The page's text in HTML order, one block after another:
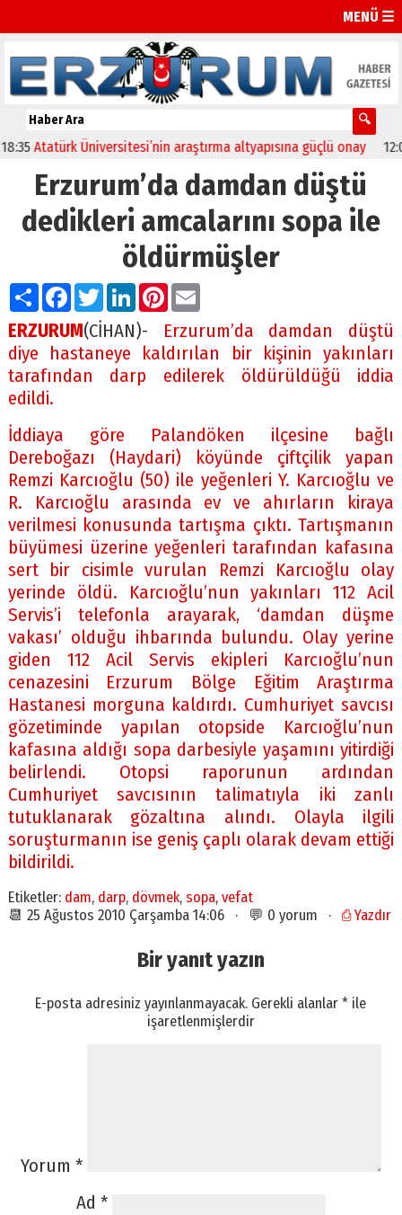
MENÜ ☰
Atatürk Üniversitesi’nin araştırma altyapısına güçlü onay 12:04
Erzurum’da damdan düştü
dedikleri amcalarını sopa ile
öldürmüşler
PaylaşFacebook
TwitterLinkedIn
Pinterest
Email
ERZURUM(CİHAN)- Erzurum’da damdan düştü
diye hastaneye kaldırılan bir kişinin yakınları
tarafından darp edilerek öldürüldüğü iddia
edildi.
İddiaya göre Palandöken ilçesine bağlı
Dereboğazı (Haydari) köyünde çiftçilik yapan
Remzi Karcıoğlu (50) ile yeğenleri Y. Karcıoğlu ve
R. Karcıoğlu arasında ev ve ahırların kiraya
verilmesi konusunda tartışma çıktı. Tartışmanın
büyümesi üzerine yeğenleri tarafından kafasına
sert bir cisimle vurulan Remzi Karcıoğlu olay
yerinde öldü. Karcıoğlu’nun yakınları 112 Acil
Servis’i telefonla arayarak, ‘damdan düşme
vakası’ olduğu ihbarında bulundu. Olay yerine
giden 112 Acil Servis ekipleri Karcıoğlu’nun
cenazesini Erzurum Bölge Eğitim Araştırma
Hastanesi morguna kaldırdı. Cumhuriyet savcısı
gözetiminde yapılan otopside Karcıoğlu’nun
kafasına aldığı sopa darbesiyle yaşamını yitirdiği
belirlendi. Otopsi raporunun ardından
Cumhuriyet savcısının talimatıyla iki zanlı
tutuklanarak gözaltına alındı. Olayla ilgili
soruşturmanın ise geniş çaplı olarak devam ettiği
bildirildi.
Etiketler: dam, darp, dövmek, sopa, vefat
📆 25 Ağustos 2010 Çarşamba 14:06 · 💬 0 yorum · ⎙ Yazdır
Bir yanıt yazın
E-posta adresiniz yayınlanmayacak. Gerekli alanlar* ile
işaretlenmişlerdir
Yorum *
Ad *